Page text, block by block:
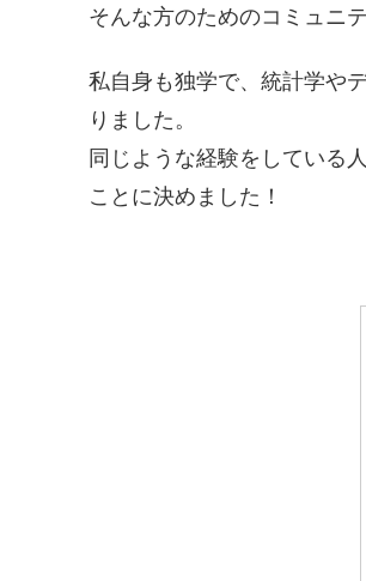
そんな方のためのコミュニ
私自身も独学で、統計学や
りました。
同じような経験をしている
ことに決めました！